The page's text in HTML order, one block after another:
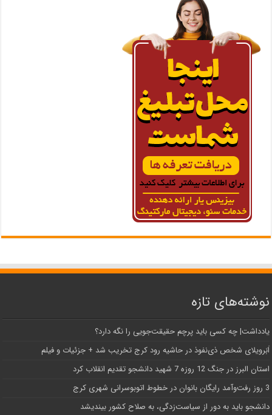
نوشته‌های تازه
یادداشت| ‌چه کسی باید پرچم حقیقت‌جویی را نگه دارد؟
اَبَر‌ویلای شخص ذی‌نفوذ در حاشیه‌ رود کرج تخریب شد + جزئیات و فیلم
استان البرز در جنگ 12 روزه 7 شهید دانشجو تقدیم انقلاب کرد
3 روز رفت‌وآمد رایگان بانوان در خطوط اتوبوسرانی شهری کرج
دانشجو باید به دور از سیاست‌زدگی، به صلاح کشور بیندیشد